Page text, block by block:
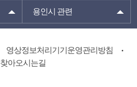
용인시 관련
영상정보처리기기운영관리방침
찾아오시는길